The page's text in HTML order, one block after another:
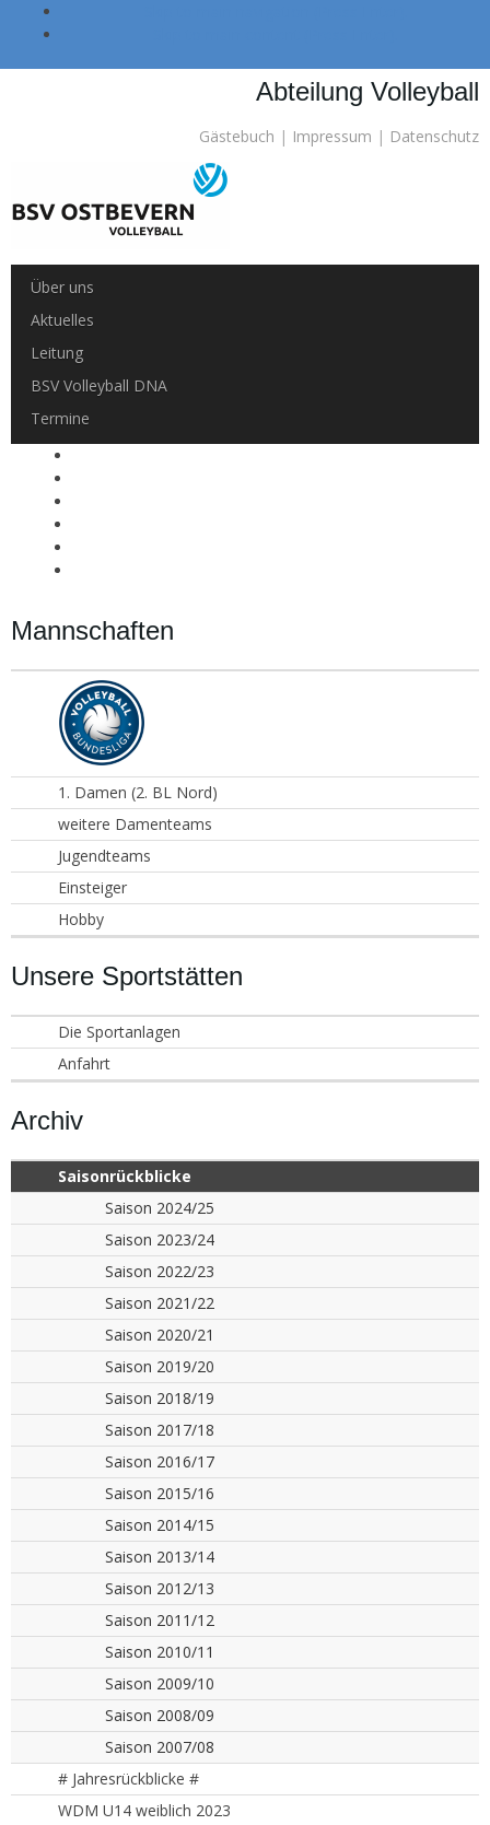
Abteilung Volleyball
Gästebuch | Impressum | Datenschutz
Über uns
Aktuelles
Leitung
BSV Volleyball DNA
Termine
Mannschaften
1. Damen (2. BL Nord)
weitere Damenteams
Jugendteams
Einsteiger
Hobby
Unsere Sportstätten
Die Sportanlagen
Anfahrt
Archiv
Saisonrückblicke
Saison 2024/25
Saison 2023/24
Saison 2022/23
Saison 2021/22
Saison 2020/21
Saison 2019/20
Saison 2018/19
Saison 2017/18
Saison 2016/17
Saison 2015/16
Saison 2014/15
Saison 2013/14
Saison 2012/13
Saison 2011/12
Saison 2010/11
Saison 2009/10
Saison 2008/09
Saison 2007/08
# Jahresrückblicke #
WDM U14 weiblich 2023